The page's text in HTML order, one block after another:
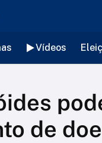
Vídeos
de